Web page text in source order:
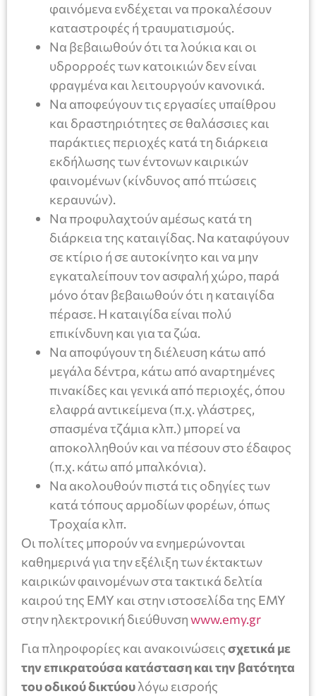
φαινόμενα ενδέχεται να προκαλέσουν
καταστροφές ή τραυματισμούς.
Να βεβαιωθούν ότι τα λούκια και οι
υδρορροές των κατοικιών δεν είναι
φραγμένα και λειτουργούν κανονικά.
Να αποφεύγουν τις εργασίες υπαίθρου
και δραστηριότητες σε θαλάσσιες και
παράκτιες περιοχές κατά τη διάρκεια
εκδήλωσης των έντονων καιρικών
φαινομένων (κίνδυνος από πτώσεις
κεραυνών).
Να προφυλαχτούν αμέσως κατά τη
διάρκεια της καταιγίδας. Να καταφύγουν
σε κτίριο ή σε αυτοκίνητο και να μην
εγκαταλείπουν τον ασφαλή χώρο, παρά
μόνο όταν βεβαιωθούν ότι η καταιγίδα
πέρασε. Η καταιγίδα είναι πολύ
επικίνδυνη και για τα ζώα.
Να αποφύγουν τη διέλευση κάτω από
μεγάλα δέντρα, κάτω από αναρτημένες
πινακίδες και γενικά από περιοχές, όπου
ελαφρά αντικείμενα (π.χ. γλάστρες,
σπασμένα τζάμια κλπ.) μπορεί να
αποκολληθούν και να πέσουν στο έδαφος
(π.χ. κάτω από μπαλκόνια).
Να ακολουθούν πιστά τις οδηγίες των
κατά τόπους αρμοδίων φορέων, όπως
Τροχαία κλπ.
Οι πολίτες μπορούν να ενημερώνονται
καθημερινά για την εξέλιξη των έκτακτων
καιρικών φαινομένων στα τακτικά δελτία
καιρού της ΕΜΥ και στην ιστοσελίδα της ΕΜΥ
στην ηλεκτρονική διεύθυνσηwww.emy.gr
Για πληροφορίες και ανακοινώσειςσχετικά με
την επικρατούσα κατάσταση και την βατότητα
του οδικού δικτύουλόγω εισροής